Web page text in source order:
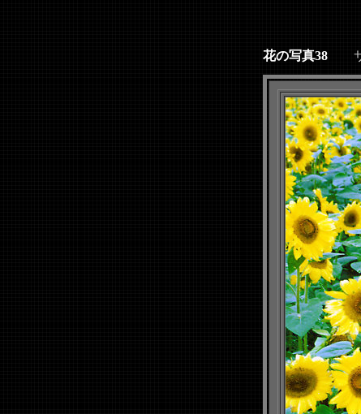
花の写真38 サ